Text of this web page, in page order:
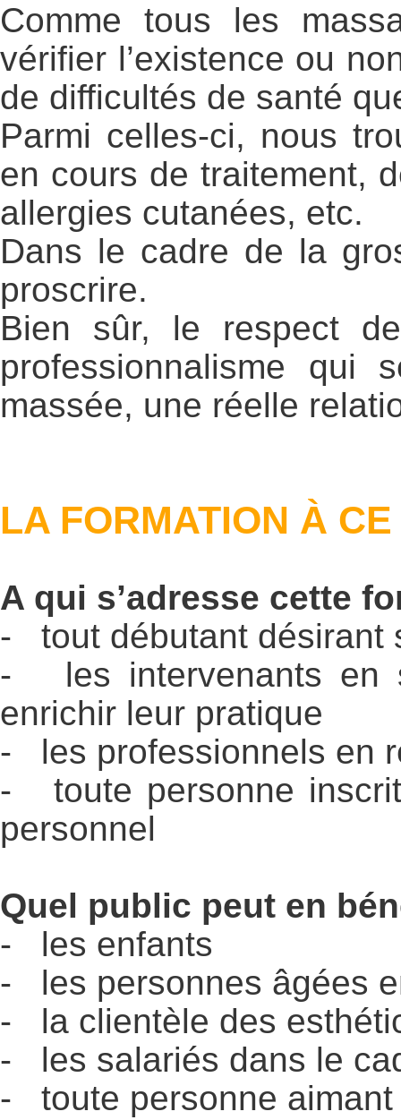
Comme tous les
vérifier l’existence ou
de difficultés de santé
Parmi celles-ci, nous
en cours de traitement,
allergies cutanées, etc.
Dans le cadre de la
proscrire.
Bien sûr, le respect
professionnalisme qui
massée, une réelle
LA FORMATION À
A qui s’adresse cette
- tout débutant désirant
- les intervenants en
enrichir leur pratique
- les professionnels en
- toute personne
personnel
Quel public peut en
- les enfants
- les personnes âgées
- la clientèle des
- les salariés dans le
- toute personne aimant